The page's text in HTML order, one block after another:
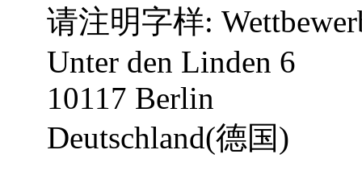
请注明字样:
Unter den Linden 6
10117 Berlin
Deutschland(德国)